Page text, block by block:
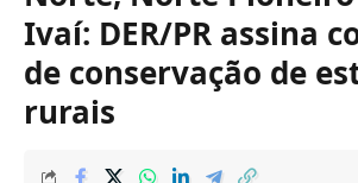
Ivaí: DER/PR assina
de conservação de
rurais